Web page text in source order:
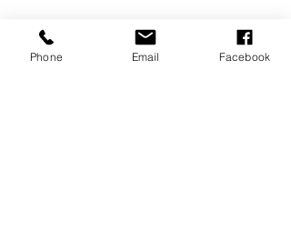
Ein Esel und die Höhle am Kliff
Phone Email Facebook